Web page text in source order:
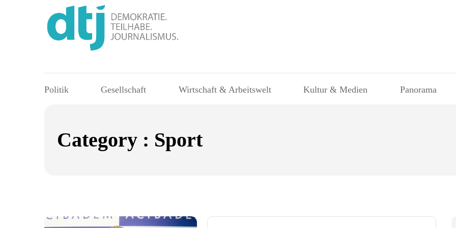
Politik Gesellschaft Wirtschaft & Arbeitswelt Kultur & Medien Panorama
Category : Sport